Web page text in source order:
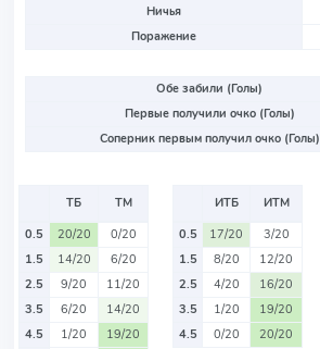
Ничья
Поражение
Обе забили (Голы)
Первые получили очко (Голы)
Соперник первым получил очко (Голы)
ТБ
ТМ
0.5
20/20
0/20
1.5
14/20
6/20
2.5
9/20
11/20
3.5
6/20
14/20
4.5
1/20
19/20
ИТБ
ИТМ
0.5
17/20
3/20
1.5
8/20
12/20
2.5
4/20
16/20
3.5
1/20
19/20
4.5
0/20 20/20